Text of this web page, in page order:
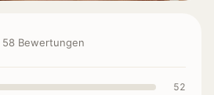
58 Bewertungen
52